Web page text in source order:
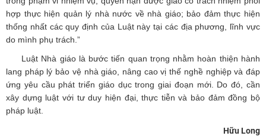
hợp thực hiện quản lý nhà nước về nhà giáo; bảo đảm thực hiện
thống nhất các quy định của Luật này tại các địa phương, lĩnh vực
do mình phụ trách.”
Luật Nhà giáo là bước tiến quan trọng nhằm hoàn thiện hành
lang pháp lý bảo vệ nhà giáo, nâng cao vị thế nghề nghiệp và đáp
ứng yêu cầu phát triển giáo dục trong giai đoạn mới. Do đó, cần
xây dựng luật với tư duy hiện đại, thực tiễn và bảo đảm đồng bộ
pháp luật.
Hữu Long